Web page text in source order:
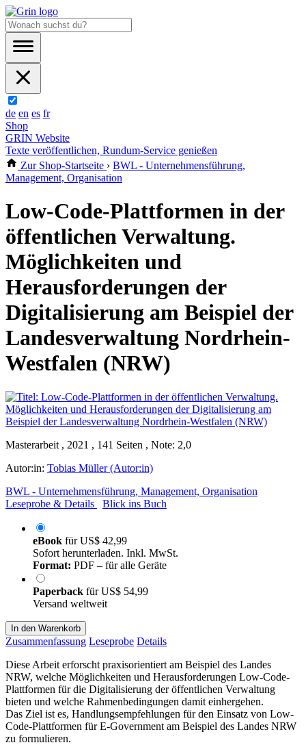
de en es fr
Shop
GRIN Website
Texte veröffentlichen, Rundum-Service genießen
Zur Shop-Startseite › BWL - Unternehmensführung,
Management, Organisation
Low-Code-Plattformen in der
öffentlichen Verwaltung.
Möglichkeiten und
Herausforderungen der
Digitalisierung am Beispiel der
Landesverwaltung Nordrhein-
Westfalen (NRW)
Masterarbeit , 2021 , 141 Seiten , Note: 2,0
Autor:in: Tobias Müller (Autor:in)
BWL - Unternehmensführung, Management, Organisation
Leseprobe & Details
Blick ins Buch
eBook fürUS$ 42,99
Sofort herunterladen. Inkl. MwSt.
Format: PDF – für alle Geräte
Paperback fürUS$ 54,99
Versand weltweit
In den Warenkorb
Zusammenfassung Leseprobe Details
Diese Arbeit erforscht praxisorientiert am Beispiel des Landes
NRW, welche Möglichkeiten und Herausforderungen Low-Code-
Plattformen für die Digitalisierung der öffentlichen Verwaltung
bieten und welche Rahmenbedingungen damit einhergehen.
Das Ziel ist es, Handlungsempfehlungen für den Einsatz von Low-
Code-Plattformen für E-Government am Beispiel des Landes NRW
zu formulieren.